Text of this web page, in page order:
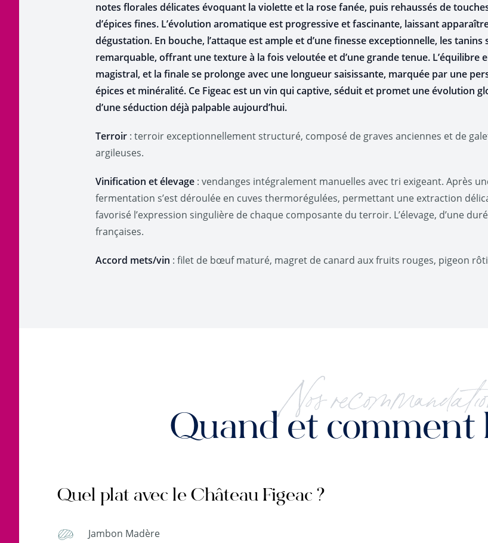
notes florales délicates évoquant la violette et la rose fanée, puis rehaussés de
d’épices fines. L’évolution aromatique est progressive et fascinante, laissant
dégustation. En bouche, l’attaque est ample et d’une finesse exceptionnelle, les tanins
remarquable, offrant une texture à la fois veloutée et d’une grande tenue. L’équilibre
magistral, et la finale se prolonge avec une longueur saisissante, marquée par une
épices et minéralité. Ce Figeac est un vin qui captive, séduit et promet une évolution
d’une séduction déjà palpable aujourd’hui.
Terroir : terroir exceptionnellement structuré, composé de graves anciennes et de
argileuses.
Vinification et élevage : vendanges intégralement manuelles avec tri exigeant. Après
fermentation s’est déroulée en cuves thermorégulées, permettant une extraction
favorisé l’expression singulière de chaque composante du terroir. L’élevage, d’une
françaises.
Accord mets/vin : filet de bœuf maturé, magret de canard aux fruits rouges, pigeon
Nos
Quand et comment
Quel plat avec le Château Figeac ?
Jambon Madère